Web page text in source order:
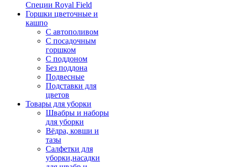
Специи Royal Field
Горшки цветочные и
кашпо
С автополивом
С посадочным
горшком
С поддоном
Без поддона
Подвесные
Подставки для
цветов
Товары для уборки
Швабры и наборы
для уборки
Вёдра, ковши и
тазы
Салфетки для
уборки,насадки